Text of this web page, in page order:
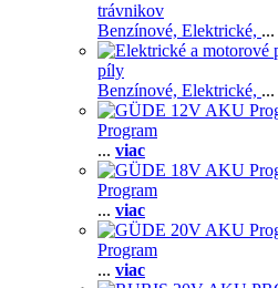
trávnikov
Benzínové, Elektrické, ...
píly
Benzínové, Elektrické, ...
Program
... viac
Program
... viac
Program
... viac